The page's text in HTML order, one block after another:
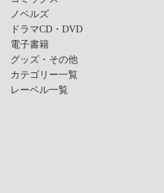
ノベルズ
ドラマCD・DVD
電子書籍
グッズ・その他
カテゴリー一覧
レーベル一覧